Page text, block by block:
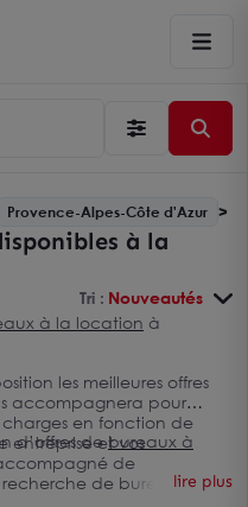
Provence-Alpes-Côte d'Azur
à la
Tri : Nouveautés
à la location à
les meilleures offres
accompagnera pour
en fonction de
entreprise et vos
de
recherche de bureaux à la
d’offres debureaux à
lire plus